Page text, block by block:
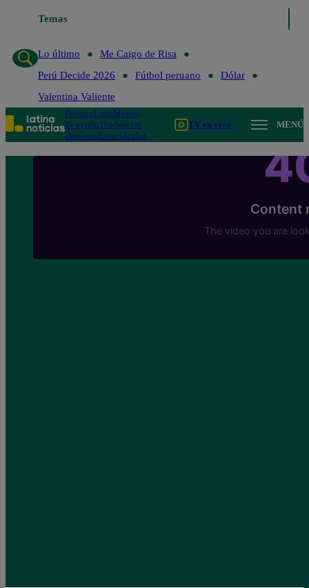
Temas
Lo último
Me Caigo de Risa
Perú Decide 2026
Fútbol peruano
Dólar
Valentina Valiente
PolíticaLimaMundo
Te ayudoTendencias
DeportesEspectáculos
TV en vivo MENÚ